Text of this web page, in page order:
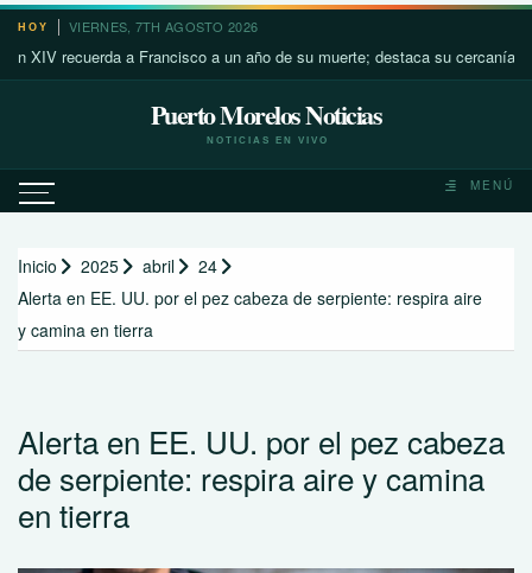
Saltar
contenido
HOY VIERNES, 7TH AGOSTO 2026
recuerda a Francisco a un año de su muerte; destaca su cercanía con los
Puerto Morelos Noticias
NOTICIAS EN VIVO
MENÚ
Inicio 2025 abril
24
Alerta en EE. UU. por el pez cabeza de serpiente: respira aire
y camina en tierra
Alerta en EE. UU. por el pez cabeza
de serpiente: respira aire y camina
en tierra